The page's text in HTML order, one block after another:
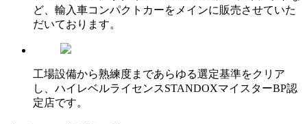
ど、輸入車コンパクトカーをメインに販売させていた
だいております。
工場設備から熟練度まであらゆる選定基準をクリア
し、ハイレベルライセンスSTANDOXマイスターBP認
定店です。